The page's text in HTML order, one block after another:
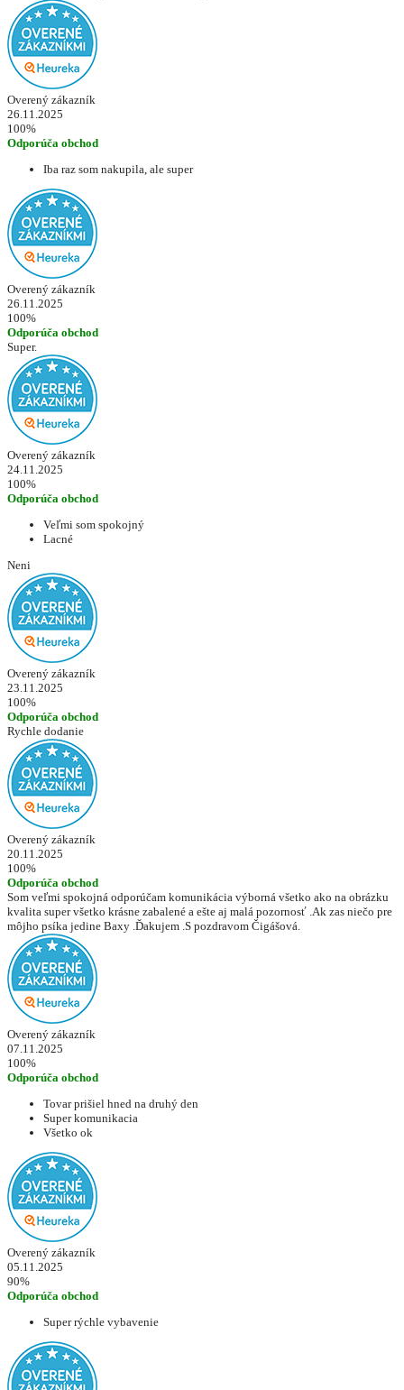
Overený zákazník
26.11.2025
100%
Odporúča obchod
Iba raz som nakupila, ale super
Overený zákazník
26.11.2025
100%
Odporúča obchod
Super.
Overený zákazník
24.11.2025
100%
Odporúča obchod
Veľmi som spokojný
Lacné
Neni
Overený zákazník
23.11.2025
100%
Odporúča obchod
Rychle dodanie
Overený zákazník
20.11.2025
100%
Odporúča obchod
Som veľmi spokojná odporúčam komunikácia výborná všetko ako na obrázku
kvalita super všetko krásne zabalené a ešte aj malá pozornosť .Ak zas niečo pre
môjho psíka jedine Baxy .Ďakujem .S pozdravom Čigášová.
Overený zákazník
07.11.2025
100%
Odporúča obchod
Tovar prišiel hned na druhý den
Super komunikacia
Všetko ok
Overený zákazník
05.11.2025
90%
Odporúča obchod
Super rýchle vybavenie